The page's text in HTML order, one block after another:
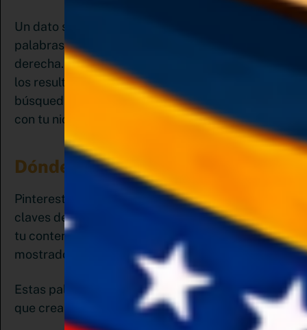
Un dato superimportante a tener en cuenta, las
palabras con mayor relevancia van de izquierda a
derecha. También, si te desplazas hacia abajo en
los resultados, encontrarás más términos de
búsqueda que puedes usar si están relacionados
con tu nicho.
Dónde Usar las palabras Claves
Pinterest es un buscador visual y las palabras
claves deben estar siempre presentes para que
tu contenido sea detectado por el algoritmo y
mostrado a los usuarios.
Estas palabras clave deben estar presente desde
que creas tu post